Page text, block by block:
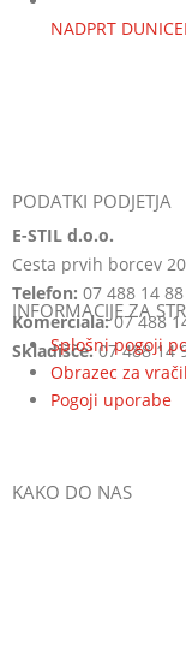
NADPRT
PODATKI PODJETJA
E-STIL d.o.o.
Cesta prvih borcev
Telefon: 07 488 14 88
Komerciala:07 488
Skladišče:07 488 14
INFORMACIJE ZA
Splošni pogoji
Obrazec za
Pogoji uporabe
KAKO DO NAS